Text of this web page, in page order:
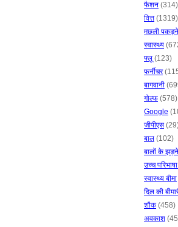
फैशन (314)
वित्त(1319)
मछली पकड़ने
स्वास्थ्य
फ्लू (123)
फर्नीचर
बागवानी
गोल्फ (578)
Google
जीपीएस
बाल (102)
बालों के झड़ने
उच्च
स्वास्थ्य बीमा
दिल की
शौक (458)
अवकाश